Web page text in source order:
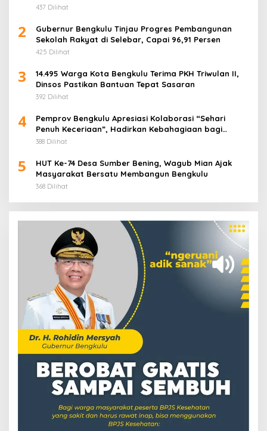
437 Dilihat
2
Gubernur Bengkulu Tinjau Progres Pembangunan
Sekolah Rakyat di Selebar, Capai 96,91 Persen
425 Dilihat
3
14.495 Warga Kota Bengkulu Terima PKH Triwulan II,
Dinsos Pastikan Bantuan Tepat Sasaran
392 Dilihat
4
Pemprov Bengkulu Apresiasi Kolaborasi “Sehari
Penuh Keceriaan”, Hadirkan Kebahagiaan bagi
Puluhan Anak Panti Asuhan
388 Dilihat
5
HUT Ke-74 Desa Sumber Bening, Wagub Mian Ajak
Masyarakat Bersatu Membangun Bengkulu
368 Dilihat